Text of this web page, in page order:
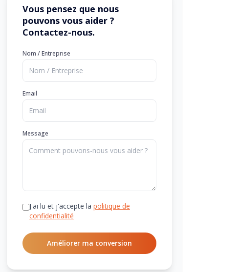
Vous pensez que nous
pouvons vous aider ?
Contactez-nous.
Nom / Entreprise
Email
Message
J'ai lu et j'accepte la politique de
confidentialité
Améliorer ma conversion